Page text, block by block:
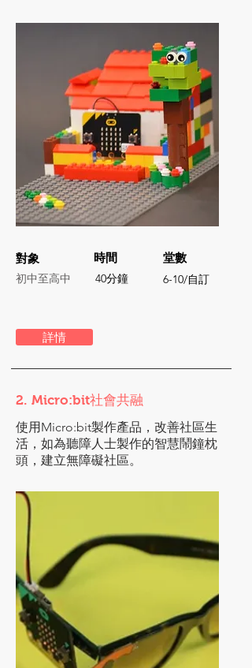
對象
初中至高中
​時間
40分鐘
堂數
6-10/自訂
詳情
2. Micro:bit社會共融
使用Micro:bit製作產品，改善社區生
活，如為聽障人士製作的智慧鬧鐘枕
頭，建立無障礙社區。